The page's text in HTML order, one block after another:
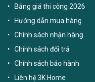
Bảng giá thi công 2026
Hướng dẫn mua hàng
Chính sách nhận hàng
Chính sách đổi trả
Chính sách bảo hành
Liên hệ 3K Home